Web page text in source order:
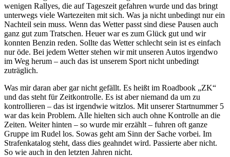
wenigen Rallyes, die auf Tageszeit gefahren wurde und das bringt
unterwegs viele Wartezeiten mit sich. Was ja nicht unbedingt nur ein
Nachteil sein muss. Wenn das Wetter passt sind diese Pausen auch
ganz gut zum Tratschen. Heuer war es zum Glück gut und wir
konnten Benzin reden. Sollte das Wetter schlecht sein ist es einfach
nur öde. Bei jedem Wetter stehen wir mit unseren Autos irgendwo
im Weg herum – auch das ist unserem Sport nicht unbedingt
zuträglich.
Was mir daran aber gar nicht gefällt. Es heißt im Roadbook „ZK“
und das steht für Zeitkontrolle. Es ist aber niemand da um zu
kontrollieren – das ist irgendwie witzlos. Mit unserer Startnummer 5
war das kein Problem. Alle hielten sich auch ohne Kontrolle an die
Zeiten. Weiter hinten – so wurde mir erzählt – fuhren oft ganze
Gruppe im Rudel los. Sowas geht am Sinn der Sache vorbei. Im
Strafenkatalog steht, dass dies geahndet wird. Passierte aber nicht.
So wie auch in den letzten Jahren nicht.